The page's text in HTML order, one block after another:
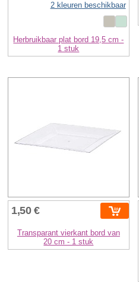
2 kleuren beschikbaar
Herbruikbaar plat bord 19,5 cm -
1 stuk
1,50 €
Transparant vierkant bord van
20 cm - 1 stuk